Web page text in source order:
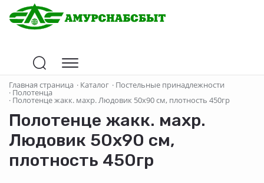
Главная страница · Каталог · Постельные принадлежности
· Полотенца
· Полотенце жакк. махр. Людовик 50х90 см, плотность 450гр
Полотенце жакк. махр.
Людовик 50х90 см,
плотность 450гр